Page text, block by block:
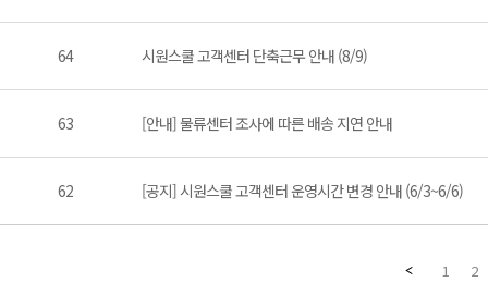
64 시원스쿨 고객센터 단축근무 안내 (8/9)
63 [안내] 물류센터 조사에 따른 배송 지연 안내
62 [공지] 시원스쿨 고객센터 운영시간 변경 안내 (6/3~6/6)
1 2